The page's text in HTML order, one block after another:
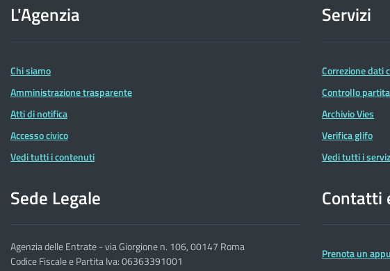
dell'Agenzia
delle
Entrate
L'Agenzia
Chi siamo
Amministrazione trasparente
Atti di notifica
Accesso civico
Vedi tutti i contenuti
Servizi
Correzione dati
Controllo
Archivio Vies
Verifica glifo
Vedi tutti i
Sede Legale
Agenzia delle Entrate - via Giorgione n. 106, 00147 Roma
Codice Fiscale e Partita Iva: 06363391001
Contatti
Prenota un